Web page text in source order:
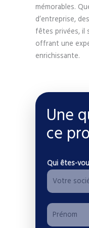
mémorables.
d’entreprise,
fêtes privées, il
offrant une
enrichissante.
Une
ce
Qui êtes-
P
r